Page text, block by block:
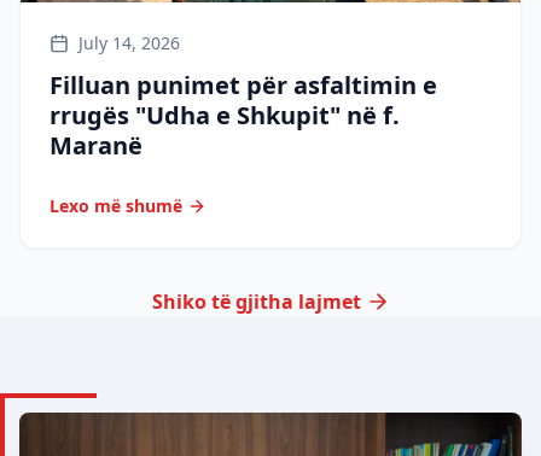
July 14, 2026
Filluan punimet për asfaltimin e
rrugës "Udha e Shkupit" në f.
Maranë
Lexo më shumë
Shiko të gjitha lajmet